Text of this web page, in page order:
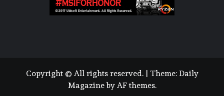
Copyright © All rights reserved. Theme: Daily
Magazineby AF themes.